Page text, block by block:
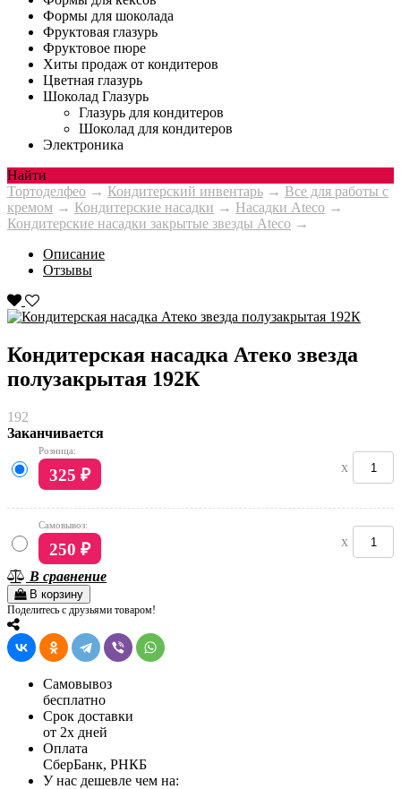
Формы для шоколада
Фруктовая глазурь
Фруктовое пюре
Хиты продаж от кондитеров
Цветная глазурь
Шоколад Глазурь
Глазурь для кондитеров
Шоколад для кондитеров
Электроника
Найти
Тортоделфео → Кондитерский инвентарь → Все для работы с
кремом → Кондитерские насадки → Насадки Ateco →
Кондитерские насадки закрытые звезды Ateco →
Описание
Отзывы
Кондитерская насадка Атеко звезда
полузакрытая 192К
192
Заканчивается
Розница:
325 ₽ x
Самовывоз:
250 ₽ x
В сравнение
В корзину
Поделитесь с друзьями товаром!
Самовывоз
бесплатно
Срок доставки
от 2х дней
Оплата
СберБанк, РНКБ
У нас дешевле чем на: